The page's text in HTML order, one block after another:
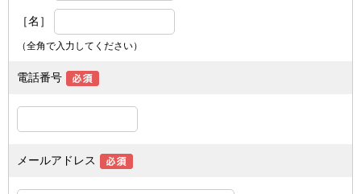
［名］
（全角で入力してください）
電話番号
メールアドレス